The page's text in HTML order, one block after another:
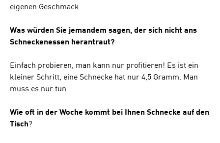
eigenen Geschmack.
Was würden Sie jemandem sagen, der sich nicht ans
Schneckenessen herantraut?
Einfach probieren, man kann nur profitieren! Es ist ein
kleiner Schritt, eine Schnecke hat nur 4,5 Gramm. Man
muss es nur tun.
Wie oft in der Woche kommt bei Ihnen Schnecke auf den
Tisch?